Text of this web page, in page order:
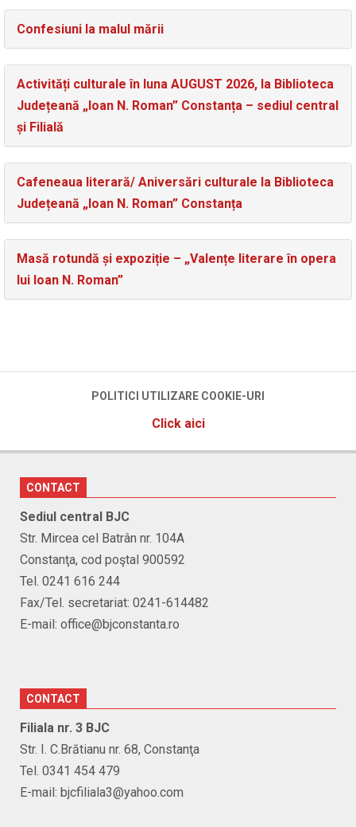
Confesiuni la malul mării
Activități culturale în luna AUGUST 2026, la Biblioteca
Județeană „Ioan N. Roman” Constanța – sediul central
și Filială
Cafeneaua literară/ Aniversări culturale la Biblioteca
Județeană „Ioan N. Roman” Constanța
Masă rotundă și expoziție – „Valențe literare în opera
lui Ioan N. Roman”
POLITICI UTILIZARE COOKIE-URI
Click aici
CONTACT
Sediul central BJC
Str. Mircea cel Batrân nr. 104A
Constanţa, cod poştal 900592
Tel. 0241 616 244
Fax/Tel. secretariat: 0241-614482
E-mail: office@bjconstanta.ro
CONTACT
Filiala nr. 3 BJC
Str. I. C.Brătianu nr. 68, Constanţa
Tel. 0341 454 479
E-mail: bjcfiliala3@yahoo.com